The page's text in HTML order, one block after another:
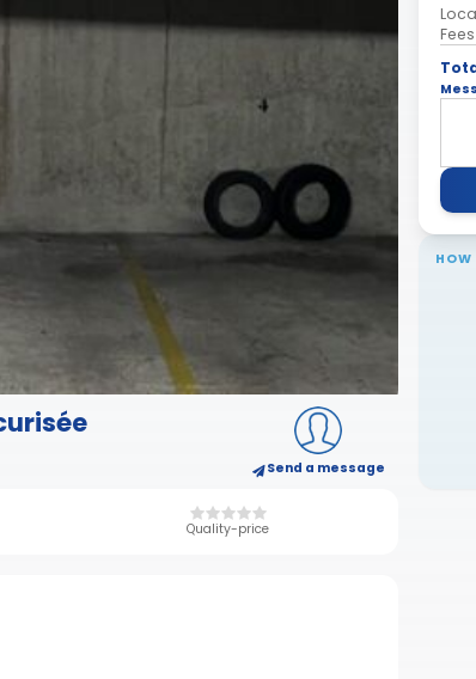
Send a message
Quality-price
Fees